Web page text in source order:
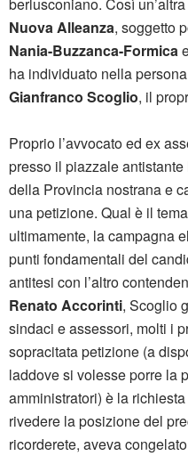
Nuova Alleanza, soggetto
Nania-Buzzanca-Formica
ha individuato nella
Gianfranco Scoglio, il
Proprio l’avvocato ed ex
presso il piazzale antistante
della Provincia nostrana e
una petizione. Qual è il
ultimamente, la campagna
punti fondamentali del
antitesi con l’altro
Renato Accorinti, Scoglio
sindaci e assessori, molti i
sopracitata petizione (a
laddove si volesse porre la
amministratori) è la
rivedere la posizione del
ricorderete, aveva